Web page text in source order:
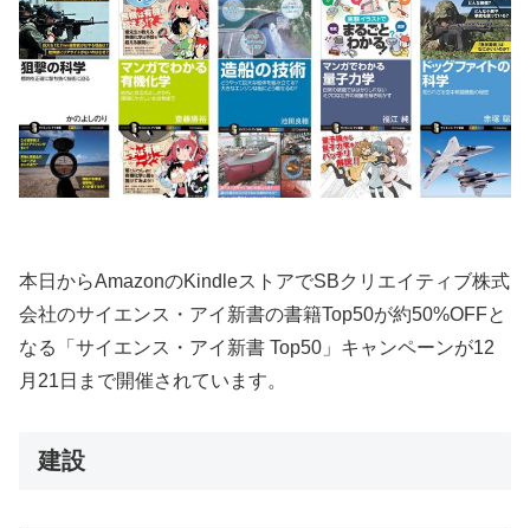
本日からAmazonのKindleストアでSBクリエイティブ株式
会社のサイエンス・アイ新書の書籍Top50が約50%OFFと
なる「サイエンス・アイ新書 Top50」キャンペーンが12
月21日まで開催されています。
建設